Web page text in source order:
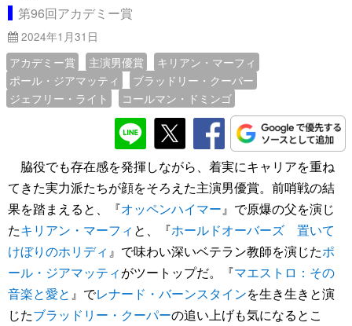
第96回アカデミー賞
2024年1月31日
アカデミー賞
主演男優賞
キリアン・マーフィ
ポール・ジアマッティ
ブラッドリー・クーパー
ジェフリー・ライト
コールマン・ドミンゴ
脇役でも存在感を発揮しながら、着実にキャリアを重ね
てきた実力派たちが顔をそろえた主演男優賞。前哨戦の結
果を踏まえると、『オッペンハイマー』で原爆の父を演じ
たキリアン・マーフィ と、『ホールドオーバーズ 置いて
けぼりのホリディ 』で味わい深いベテラン教師を演じたポ
ール・ジアマッティがツートップだ。『マエストロ：その
音楽と愛と 』でレナード・バーンスタインを生き生きと演
じたブラッドリー・クーパーの追い上げも気になるとこ